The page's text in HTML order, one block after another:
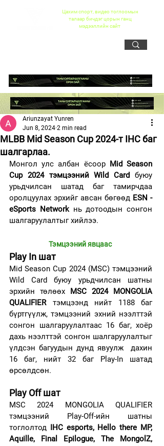
Цахим спорт, видео тоглоомын
талаар бичдэг цорын ганц
мэдээллийн сайт
MLBB Mid Season Cup 2024-т IHC баг
шалгарлаа.
Ariunzayat Yunren
Jun 8, 2024 2 min read
Монгол улс албан ёсоор Mid Season
Cup 2024 тэмцээний Wild Card буюу
урьдчилсан шатад баг тамирчдаа
оролцуулах эрхийг авсан бөгөөд ESN -
eSports Network нь дотоодын сонгон
шалгаруулалтыг хийлээ.
Тэмцээний явцаас
Play In шат
Mid Season Cup 2024 (MSC) тэмцээний
Wild Card буюу урьдчилсан шатны
эрхийн төлөөх MSC 2024 MONGOLIA
QUALIFIER тэмцээнд нийт 1188 баг
бүртгүүлж, тэмцээний эхний нээлттэй
сонгон шалгаруулалтаас 16 баг, хоёр
дахь нээлттэй сонгон шалгаруулалтыг
үлдсэн багуудын дунд явуулж  дахин
16 баг, нийт 32 баг Play-In шатад
өрсөлдсөн.
Play Off шат
MSC 2024 MONGOLIA QUALIFIER
тэмцээний Play-Off-ийн шатны
тоглолтод IHC esports, Hello there MP,
Aquille, Final Epilogue, The MongolZ,